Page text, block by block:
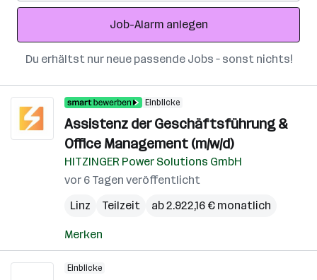
Adresse
Job-Alarm anlegen
Du erhältst nur neue passende Jobs – sonst nichts!
Einblicke
Assistenz der Geschäftsführung &
Office Management (m/w/d)
HITZINGER Power Solutions GmbH
vor 6 Tagen veröffentlicht
Linz
Teilzeit ab 2.922,16 € monatlich
Merken
Einblicke